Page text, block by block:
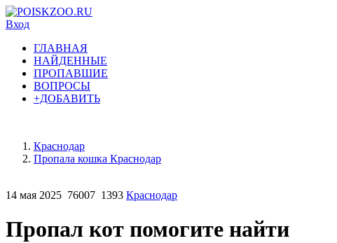
Вход
ГЛАВНАЯ
НАЙДЕННЫЕ
ПРОПАВШИЕ
ВОПРОСЫ
+ДОБАВИТЬ
Краснодар
Пропала кошка Краснодар
14 мая 2025 76007 1393 Краснодар
Пропал кот помогите найти